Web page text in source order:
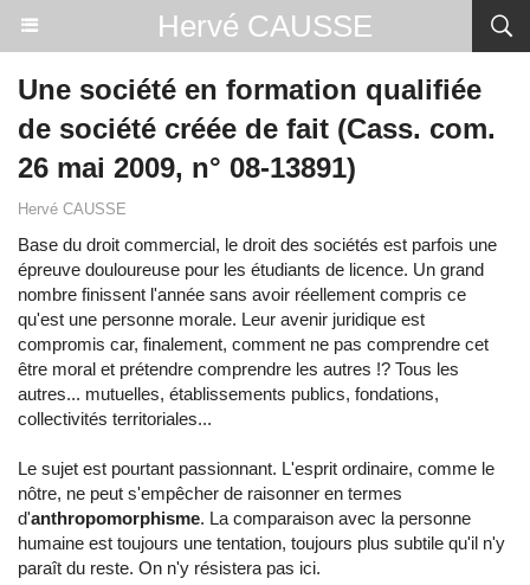
Hervé CAUSSE
Une société en formation qualifiée
de société créée de fait (Cass. com.
26 mai 2009, n° 08-13891)
Hervé CAUSSE
Base du droit commercial, le droit des sociétés est parfois une
épreuve douloureuse pour les étudiants de licence. Un grand
nombre finissent l'année sans avoir réellement compris ce
qu'est une personne morale. Leur avenir juridique est
compromis car, finalement, comment ne pas comprendre cet
être moral et prétendre comprendre les autres !? Tous les
autres... mutuelles, établissements publics, fondations,
collectivités territoriales...
Le sujet est pourtant passionnant. L'esprit ordinaire, comme le
nôtre, ne peut s'empêcher de raisonner en termes
d'anthropomorphisme. La comparaison avec la personne
humaine est toujours une tentation, toujours plus subtile qu'il n'y
paraît du reste. On n'y résistera pas ici.